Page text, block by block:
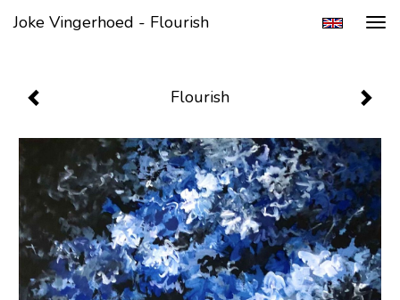
Joke Vingerhoed - Flourish
Flourish